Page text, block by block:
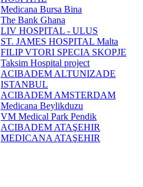
Medicana Bursa Bina
The Bank Ghana
LIV HOSPITAL - ULUS
ST. JAMES HOSPITAL Malta
FILIP VTORI SPECIA SKOPJE
Taksim Hospital project
ACIBADEM ALTUNIZADE
ISTANBUL
ACIBADEM AMSTERDAM
Medicana Beylikduzu
VM Medical Park Pendik
ACIBADEM ATAŞEHIR
MEDICANA ATAŞEHIR